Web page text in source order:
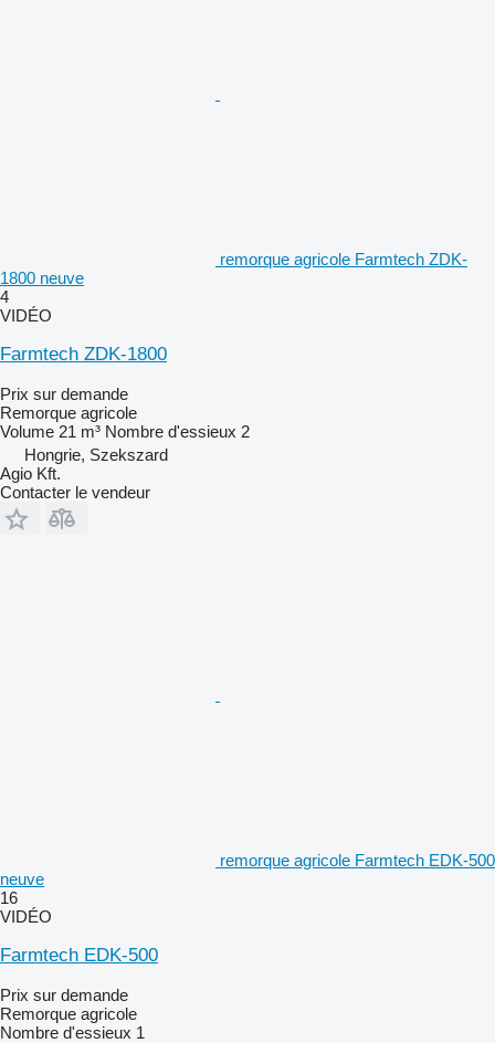
remorque agricole Farmtech ZDK-
1800 neuve
4
VIDÉO
Farmtech ZDK-1800
Prix sur demande
Remorque agricole
Volume 21 m³ Nombre d'essieux 2
Hongrie, Szekszard
Agio Kft.
Contacter le vendeur
remorque agricole Farmtech EDK-500
neuve
16
VIDÉO
Farmtech EDK-500
Prix sur demande
Remorque agricole
Nombre d'essieux 1